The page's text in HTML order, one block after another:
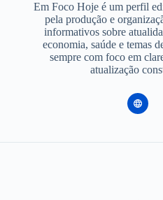
Em Foco Hoje é um perfil
pela produção e
informativos sobre
economia, saúde e temas
sempre com foco em
atualização